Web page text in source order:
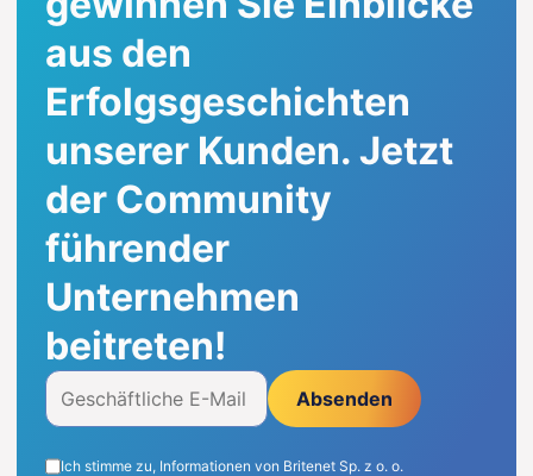
Kontakt aufnehmen
aus den
Erfolgsgeschichten
unserer Kunden. Jetzt
der Community
führender
Unternehmen
beitreten!
Absenden
Ich stimme zu, Informationen von Britenet Sp. z o. o.